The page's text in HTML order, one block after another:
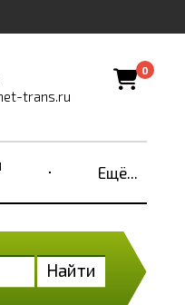
trans.ru
0
Ещё...
Найти